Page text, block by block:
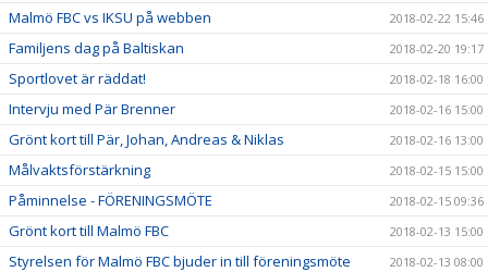
Malmö FBC vs IKSU på webben 2018-02-22 15:46
Familjens dag på Baltiskan 2018-02-20 19:17
Sportlovet är räddat! 2018-02-18 16:00
Intervju med Pär Brenner 2018-02-16 15:00
Grönt kort till Pär, Johan, Andreas & Niklas 2018-02-16 13:00
Målvaktsförstärkning 2018-02-15 15:00
Påminnelse - FÖRENINGSMÖTE 2018-02-15 09:36
Grönt kort till Malmö FBC 2018-02-13 15:00
Styrelsen för Malmö FBC bjuder in till föreningsmöte 2018-02-13 08:00